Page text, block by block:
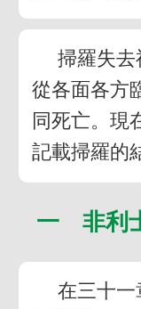
掃羅失
從各面各方
同死亡。現
記載掃羅的
一 非利
在三十一